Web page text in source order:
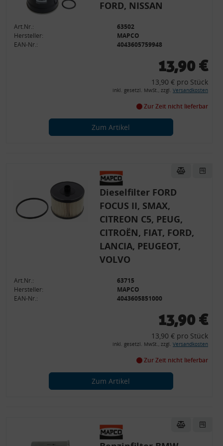
FORD, NISSAN
Art.Nr.:
63502
Hersteller:
MAPCO
EAN-Nr.:
4043605759948
13,90 €
13,90 € pro Stück
inkl. gesetzl. MwSt., zzgl. Versandkosten
Zur Zeit nicht lieferbar
Zum Artikel
Dieselfilter FORD
FOCUS II, SMAX,
CITREON C5, PEUG,
CITROËN, FIAT, FORD,
LANCIA, PEUGEOT,
VOLVO
Art.Nr.:
63715
Hersteller:
MAPCO
EAN-Nr.:
4043605851000
13,90 €
13,90 € pro Stück
inkl. gesetzl. MwSt., zzgl. Versandkosten
Zur Zeit nicht lieferbar
Zum Artikel
Analyse von Zielgruppen durch Statistiken oder Kombinationen
von Daten aus verschiedenen Quellen
Verwendung reduzierter Daten zur Auswahl von Inhalten
Besondere Features:
Endgeräteeigenschaften zur Identifikation aktiv abfragen